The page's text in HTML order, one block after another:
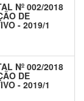
Nº 002/2018
DE
- 2019/1
Nº 002/2018
DE
- 2019/1